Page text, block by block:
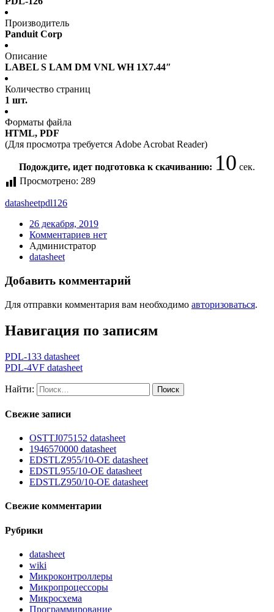
Производитель
Panduit Corp
Описание
LABEL S LAM DM VNL WH 1X7.44″
Количество страниц
1 шт.
Форматы файла
HTML, PDF
(Для просмотра требуется Adobe Acrobat Reader)
Подождите, идет подготовка к скачиванию: 10 сек.
Просмотрено: 289
datasheetpdl126
26 декабря, 2019
Комментариев нет
Администратор
datasheet
Добавить комментарий
Для отправки комментария вам необходимо авторизоваться.
Навигация по записям
PDL-133 datasheet
PDL-4VF datasheet
Найти:
Свежие записи
OSTTJ075152 datasheet
1946570000 datasheet
EDSTLZ955/10-OE datasheet
EDSTL955/10-OE datasheet
EDSTLZ950/10-OE datasheet
Свежие комментарии
Рубрики
datasheet
wiki
Микроконтроллеры
Микропроцессоры
Микросхема
Программирование